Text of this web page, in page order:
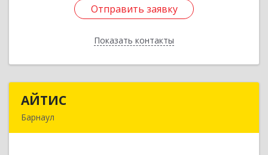
Отправить заявку
Показать контакты
Отправить заявку
Назад
АЙТИС
Барнаул